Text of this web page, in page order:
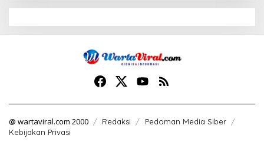
@ wartaviral.com 2000 Redaksi
Pedoman Media Siber
Kebijakan Privasi